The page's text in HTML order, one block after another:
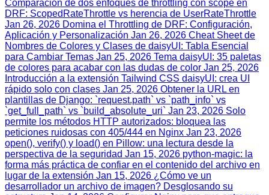
Comparación de dos enfoques de throttling con scope en
DRF: ScopedRateThrottle vs herencia de UserRateThrottle
Jan 26, 2026 Domina el Throttling de DRF: Configuración,
Aplicación y Personalización Jan 26, 2026 Cheat Sheet de
Nombres de Colores y Clases de daisyUI: Tabla Esencial
para Cambiar Temas Jan 25, 2026 Tema daisyUI: 35 paletas
de colores para acabar con las dudas de color Jan 25, 2026
Introducción a la extensión Tailwind CSS daisyUI: crea UI
rápido solo con clases Jan 25, 2026 Obtener la URL en
plantillas de Django: `request.path` vs `path_info` vs
`get_full_path` vs `build_absolute_uri` Jan 23, 2026 Solo
permite los métodos HTTP autorizados: bloquea las
peticiones ruidosas con 405/444 en Nginx Jan 23, 2026
open(), verify() y load() en Pillow: una lectura desde la
perspectiva de la seguridad Jan 15, 2026 python-magic: la
forma más práctica de confiar en el contenido del archivo en
lugar de la extensión Jan 15, 2026 ¿Cómo ve un
desarrollador un archivo de imagen? Desglosando su